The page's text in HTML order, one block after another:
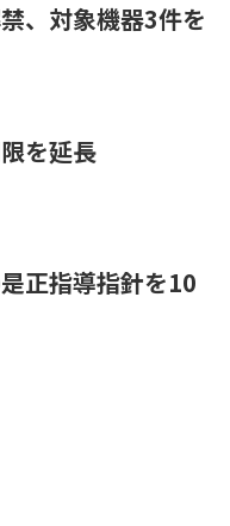
、対象機器3件を
を延長
正指導指針を10